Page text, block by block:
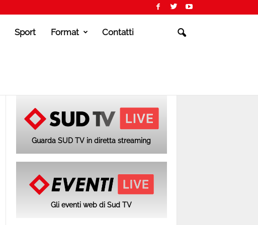
Sport Format Contatti
Guarda SUD TV in diretta streaming
Gli eventi web di Sud TV